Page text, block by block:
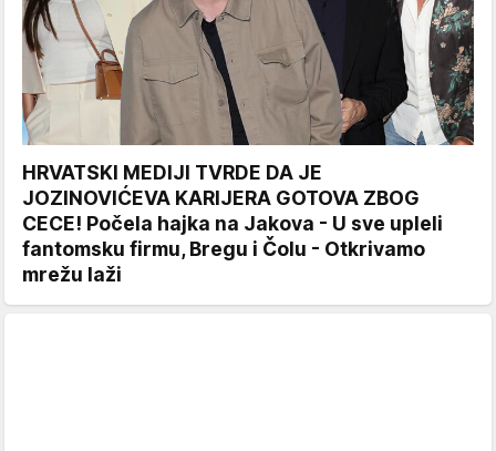
HRVATSKI MEDIJI TVRDE DA JE
JOZINOVIĆEVA KARIJERA GOTOVA ZBOG
CECE! Počela hajka na Jakova - U sve upleli
fantomsku firmu, Bregu i Čolu - Otkrivamo
mrežu laži